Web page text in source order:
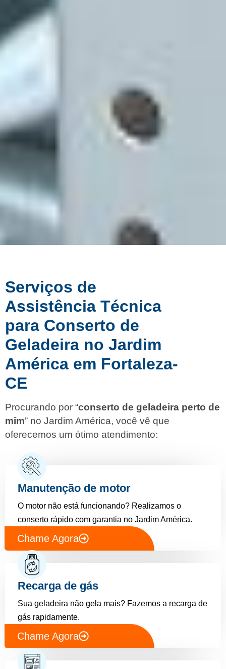
Serviços de
Assistência Técnica
para Conserto de
Geladeira no Jardim
América em Fortaleza-
CE
Procurando por “conserto de geladeira perto de
mim” no Jardim América, você vê que
oferecemos um ótimo atendimento:
Manutenção de motor
O motor não está funcionando? Realizamos o
conserto rápido com garantia no Jardim América.
Chame Agora
Recarga de gás
Sua geladeira não gela mais? Fazemos a recarga de
gás rapidamente.
Chame Agora